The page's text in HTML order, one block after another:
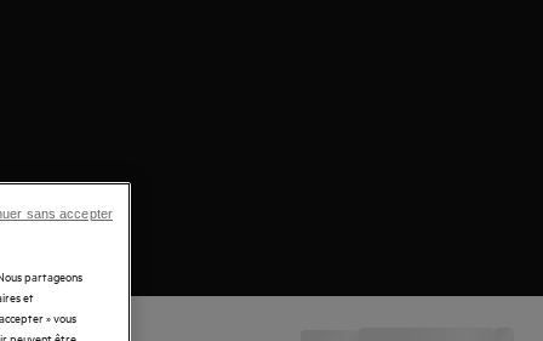
partageons
et
» vous
sans accepter